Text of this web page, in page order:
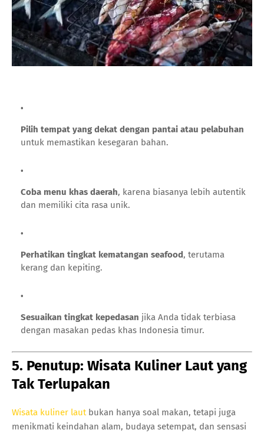
Pilih tempat yang dekat dengan pantai atau pelabuhan
untuk memastikan kesegaran bahan.
Coba menu khas daerah, karena biasanya lebih autentik
dan memiliki cita rasa unik.
Perhatikan tingkat kematangan seafood, terutama
kerang dan kepiting.
Sesuaikan tingkat kepedasan jika Anda tidak terbiasa
dengan masakan pedas khas Indonesia timur.
5. Penutup: Wisata Kuliner Laut yang
Tak Terlupakan
Wisata kuliner laut bukan hanya soal makan, tetapi juga
menikmati keindahan alam, budaya setempat, dan sensasi